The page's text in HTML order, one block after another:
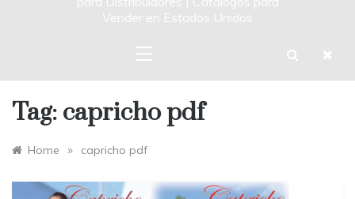
Vender en Estados Unidos
Tag: capricho pdf
Home » capricho pdf